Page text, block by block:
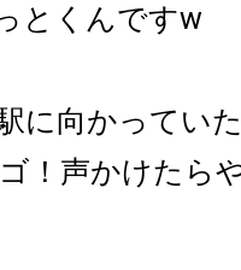
とくんですw
に向かってい
！声かけたら